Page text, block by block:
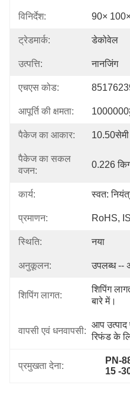
विनिर्देश: 90× 100×
ट्रेडमार्क: डेकोवेल
उत्पत्ति: नानजिंग
एचएस कोड:
आपूर्ति की क्षमता:
पैकेज का आकार:
पैकेज का सकल
वजन:
0.226
कार्य: स्वत:
प्रमाणन: RoHS,
स्थिति: नया
अनुकूलन: उपलब्ध --
शिपिंग लागत:
शिपिंग
बारे में।
वापसी एवं धनवापसी:
आप उत्पाद
रिफंड के
प्रमुखता देना:
PN-
15 -